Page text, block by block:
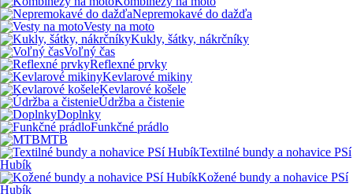
Nepremokavé do dažďa
Vesty na moto
Kukly, šátky, nákrčníky
Voľný čas
Reflexné prvky
Kevlarové mikiny
Kevlarové košele
Údržba a čistenie
Doplnky
Funkčné prádlo
MTB
Textilné bundy a nohavice PSí
Hubík
Kožené bundy a nohavice PSí
Hubík